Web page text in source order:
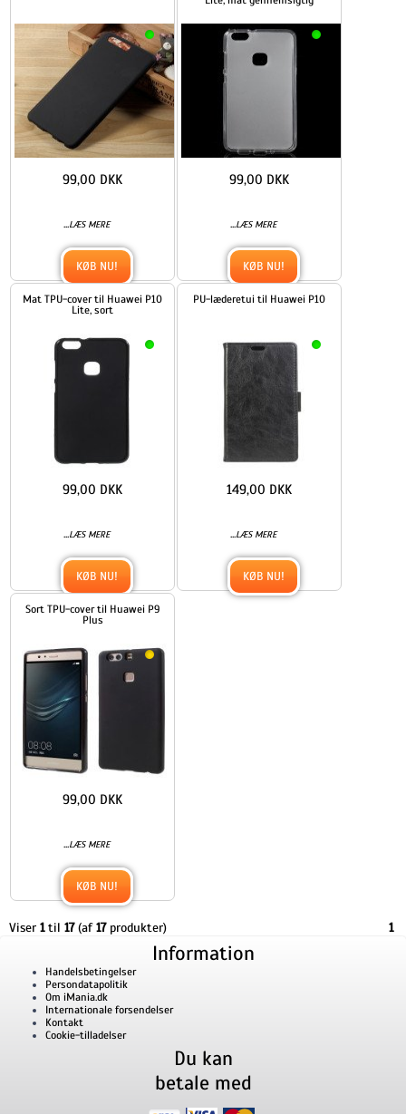
...LÆS MERE
99,00 DKK
KØB NU!
...LÆS MERE
99,00 DKK
KØB NU!
Mat TPU-cover til Huawei P10
Lite, sort
...LÆS MERE
99,00 DKK
KØB NU!
PU-læderetui til Huawei P10
...LÆS MERE
149,00 DKK
KØB NU!
Sort TPU-cover til Huawei P9
Plus
...LÆS MERE
99,00 DKK
KØB NU!
Viser 1til 17(af17produkter) 1
Information
Handelsbetingelser
Persondatapolitik
Om iMania.dk
Internationale forsendelser
Kontakt
Cookie-tilladelser
Du kan
betale med